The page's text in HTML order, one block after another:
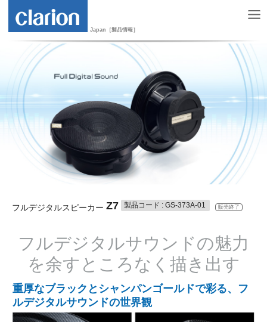
Japan［製品情報］
フルデジタルスピーカー Z7 製品コード : GS-373A-01 販売終了
フルデジタルサウンドの魅力
を余すところなく描き出す
重厚なブラックとシャンパンゴールドで彩る、フ
ルデジタルサウンドの世界観